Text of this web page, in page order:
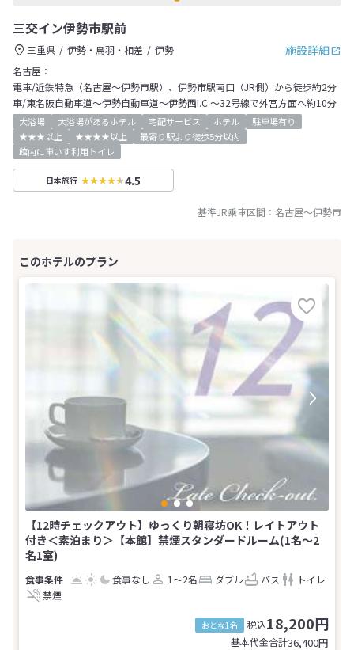
三交イン伊勢市駅前
施設詳細
三重県 伊勢・鳥羽・相差
伊勢
名古屋：
電車/近鉄特急（名古屋～伊勢市駅）、伊勢市駅南口（JR側）から徒歩約2分
車/東名阪自動車道～伊勢自動車道～伊勢西I.C.～32号線で外宮方面へ約10分
大浴場 大浴場があるホテル 宅配サービス ホテル
駐車場有り
★★★以上
★★★★以上
最寄り駅より徒歩5分以内
館内に車いす利用トイレ
日本旅行 4.5
基準JR乗車区間： 名古屋～伊勢市
【12時チェックアウト】ゆっくり朝寝坊OK！レイトアウト
付き＜素泊まり＞【本館】禁煙スタンダードルーム(1名～2
名1室)
食事なし 1～2名 ダブル バス
トイレ
禁煙
おとな1名 税込18,200円
基本代金合計36,400円